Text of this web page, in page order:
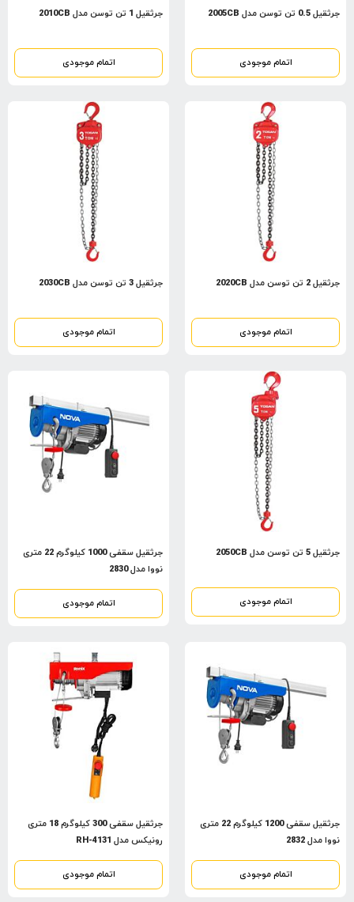
جرثقیل 0.5 تن توسن مدل 2005CB
اتمام موجودی
جرثقیل 1 تن توسن مدل 2010CB
اتمام موجودی
جرثقیل 2 تن توسن مدل 2020CB
اتمام موجودی
جرثقیل 3 تن توسن مدل 2030CB
اتمام موجودی
جرثقیل 5 تن توسن مدل 2050CB
اتمام موجودی
جرثقیل سقفی 1000 کیلوگرم 22 متری
نووا مدل 2830
اتمام موجودی
جرثقیل سقفی 1200 کیلوگرم 22 متری
نووا مدل 2832
اتمام موجودی
جرثقیل سقفی 300 کیلوگرم 18 متری
رونیکس مدل RH-4131
اتمام موجودی